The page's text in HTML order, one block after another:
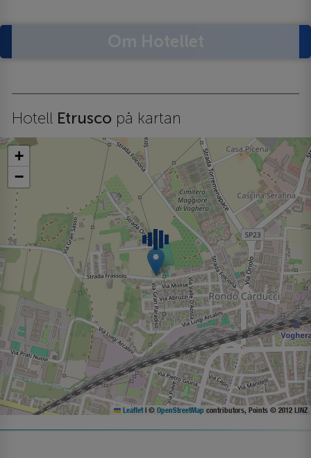
Hotell Etrusco på kartan
+
−
Leaflet | © OpenStreetMap contributors, Points © 2012 LINZ